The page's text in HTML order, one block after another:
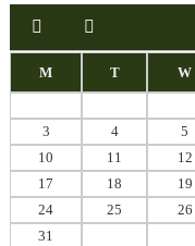
M T W
3
4 5
10
11 12
17
18 19
24
25 26
31